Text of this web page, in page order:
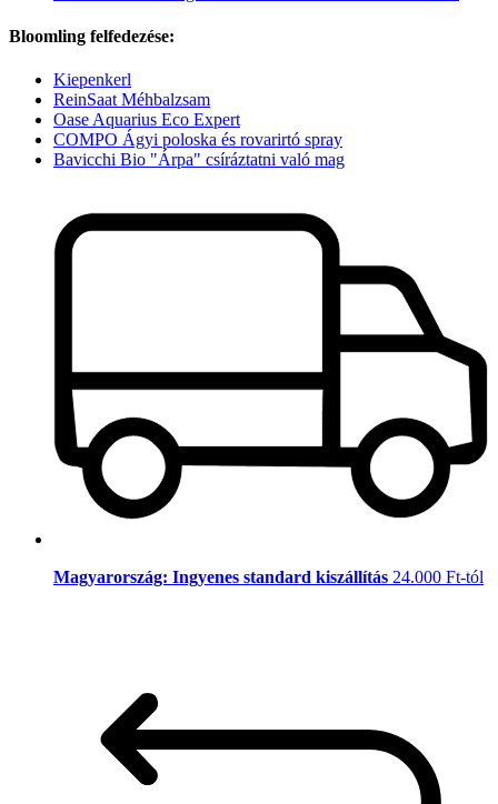
Bloomling felfedezése:
Kiepenkerl
ReinSaat Méhbalzsam
Oase Aquarius Eco Expert
COMPO Ágyi poloska és rovarirtó spray
Bavicchi Bio "Árpa" csíráztatni való mag
Magyarország: Ingyenes standard kiszállítás 24.000 Ft-tól